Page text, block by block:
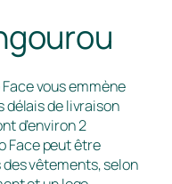
vous emmène
délais de livraison
d’environ 2
Face peut être
vêtements, selon